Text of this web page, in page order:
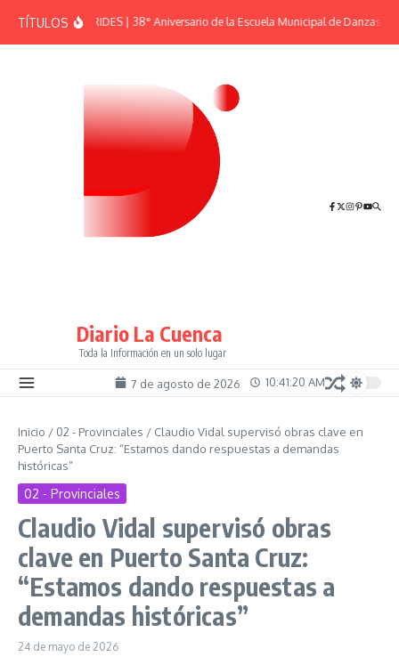
TÍTULOSEFEMÉRIDES | 38° Aniversario de la Escuela Municipal de Danzas “El
Diario La Cuenca
Toda la Información en un solo lugar
7 de agosto de 2026 10:41:20 AM
Inicio / 02 - Provinciales / Claudio Vidal supervisó obras clave en
Puerto Santa Cruz: “Estamos dando respuestas a demandas
históricas”
02 - Provinciales
Claudio Vidal supervisó obras
clave en Puerto Santa Cruz:
“Estamos dando respuestas a
demandas históricas”
24 de mayo de 2026